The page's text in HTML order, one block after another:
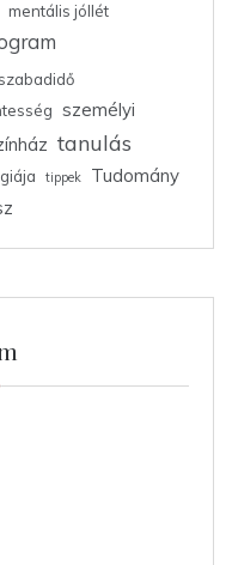
mentális jóllét
szabadidő
személyi
tanulás
tippek Tudomány